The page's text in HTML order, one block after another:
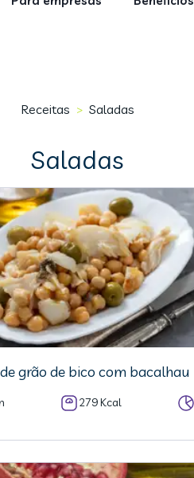
Receitas > Saladas
Saladas
grão de bico com bacalhau
279 Kcal